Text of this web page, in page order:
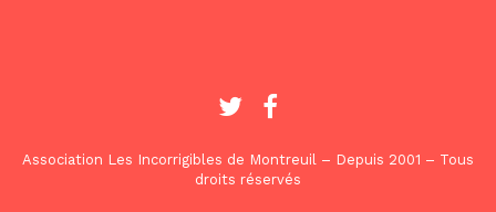
Association Les Incorrigibles de Montreuil – Depuis 2001 – Tous
droits réservés